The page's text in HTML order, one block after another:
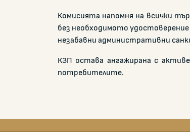
Комисията напомня на всички
без необходимото
незабавни административни
КЗП остава ангажирана с
потребителите.